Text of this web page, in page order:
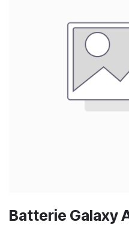
Batterie Galaxy